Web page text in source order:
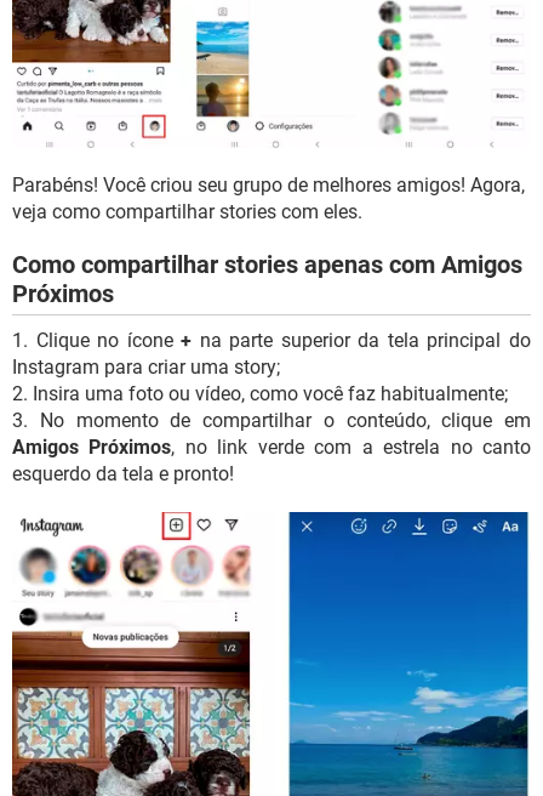
Parabéns! Você criou seu grupo de melhores amigos! Agora,
veja como compartilhar stories com eles.
Como compartilhar stories apenas com Amigos
Próximos
1. Clique no ícone+ na parte superior da tela principal do
Instagram para criar uma story;
2. Insira uma foto ou vídeo, como você faz habitualmente;
3. No momento de compartilhar o conteúdo, clique em
Amigos Próximos, no link verde com a estrela no canto
esquerdo da tela e pronto!